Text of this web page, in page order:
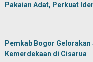
Pakaian Adat, Perkuat
Pemkab Bogor Gelorakan
Kemerdekaan di Cisarua